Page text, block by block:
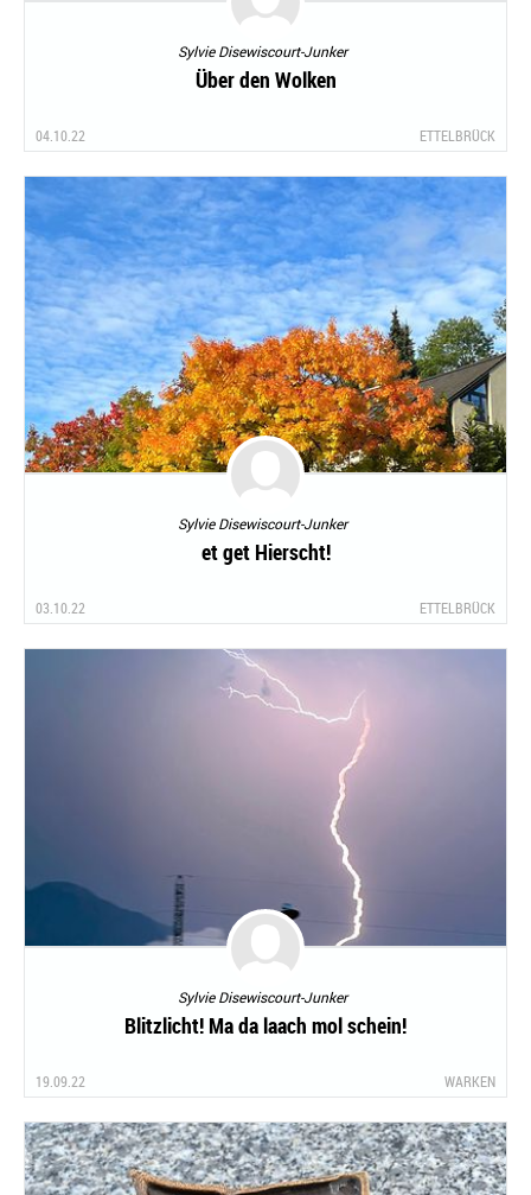
Sylvie Disewiscourt-Junker
Über den Wolken
04.10.22 ETTELBRÜCK
Sylvie Disewiscourt-Junker
et get Hierscht!
03.10.22 ETTELBRÜCK
Sylvie Disewiscourt-Junker
Blitzlicht! Ma da laach mol schein!
19.09.22 WARKEN